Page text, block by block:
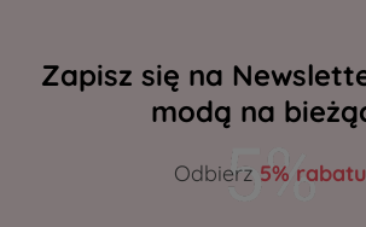
Zapisz się na
modą na
Odbierz 5% rabatu